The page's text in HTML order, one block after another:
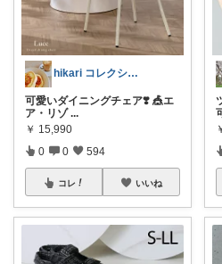
hikari コレクション見てね✨
可愛いダイニングチェア❣️ 🎪エ
ア・リゾ ...
￥ 15,990
0 0 594
コレ いいね